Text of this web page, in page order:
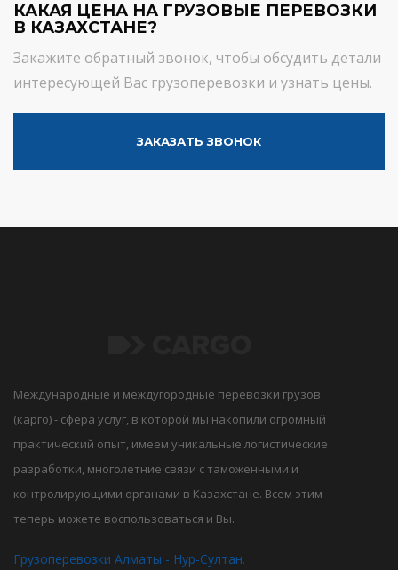
КАКАЯ ЦЕНА НА ГРУЗОВЫЕ ПЕРЕВОЗКИ
В КАЗАХСТАНЕ?
Закажите обратный звонок, чтобы обсудить детали
интересующей Вас грузоперевозки и узнать цены.
ЗАКАЗАТЬ ЗВОНОК
Международные и междугородные перевозки грузов
(карго) - сфера услуг, в которой мы накопили огромный
практический опыт, имеем уникальные логистические
разработки, многолетние связи с таможенными и
контролирующими органами в Казахстане. Всем этим
теперь можете воспользоваться и Вы.
Грузоперевозки Алматы - Нур-Султан.